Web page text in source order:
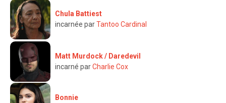
Chula Battiest
incarnée parTantoo Cardinal
Matt Murdock / Daredevil
incarné parCharlie Cox
Bonnie